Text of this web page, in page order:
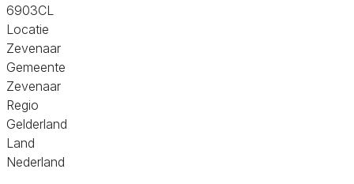
6903CL
Locatie
Zevenaar
Gemeente
Zevenaar
Regio
Gelderland
Land
Nederland